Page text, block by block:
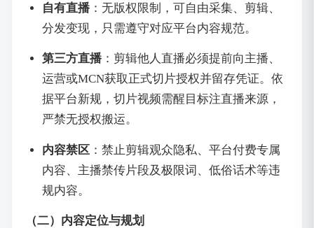
自有直播：无版权限制，可自由采集、剪辑、
分发变现，只需遵守对应平台内容规范。
第三方直播：剪辑他人直播必须提前向主播、
运营或MCN获取正式切片授权并留存凭证。依
据平台新规，切片视频需醒目标注直播来源，
严禁无授权搬运。
内容禁区：禁止剪辑观众隐私、平台付费专属
内容、主播禁传片段及极限词、低俗话术等违
规内容。
（二）内容定位与规划